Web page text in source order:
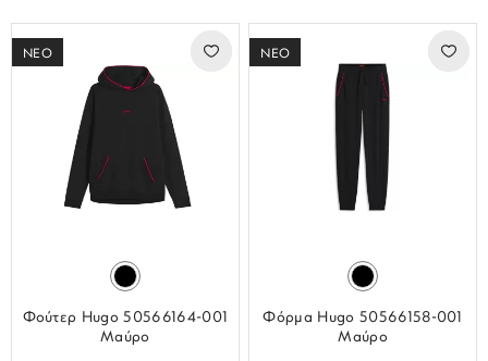
ΝΕΟ
Φούτερ Hugo 50566164-001
Μαύρο
ΝΕΟ
Φόρμα Hugo 50566158-001
Μαύρο